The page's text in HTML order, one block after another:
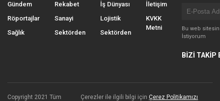
Gündem
Röportajlar
Sağlık
Rekabet
Sanayi
Sektörden
İş Dünyası
Lojistik
Sektörden
İletişim
KVKK
Metni
Bu web
İstiyorum
BİZİ TAKİP
Copyright 2021 Tüm
Çerezler ile ilgili bilgi içinÇerez Politikamızı